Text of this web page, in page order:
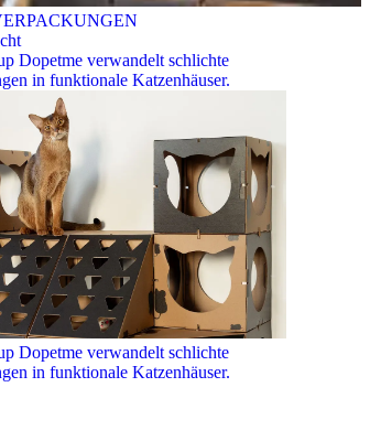
Dopetme verwandelt schlichte
in funktionale Katzenhäuser.
Dopetme verwandelt schlichte
in funktionale Katzenhäuser.